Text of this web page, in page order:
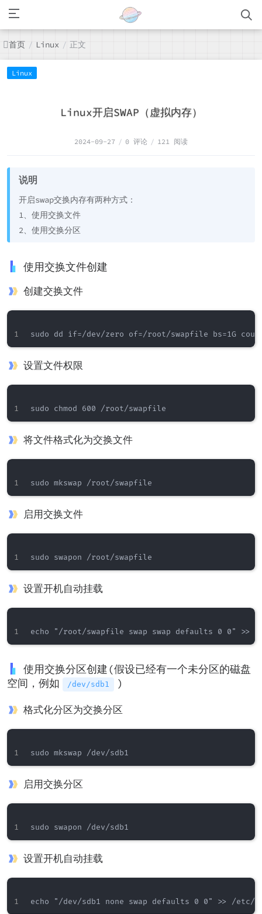
首页 / Linux / 正文
Linux
Linux开启SWAP（虚拟内存）
2024-09-27 / 0 评论 / 121 阅读
说明
开启swap交换内存有两种方式：
1、使用交换文件
2、使用交换分区
使用交换文件创建
创建交换文件
设置文件权限
将文件格式化为交换文件
启用交换文件
设置开机自动挂载
使用交换分区创建(假设已经有一个未分区的磁盘
空间，例如
/dev/sdb1 )
格式化分区为交换分区
启用交换分区
设置开机自动挂载